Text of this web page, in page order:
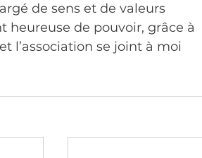
de sens et de valeurs
heureuse de pouvoir, grâce à
l’association se joint à moi